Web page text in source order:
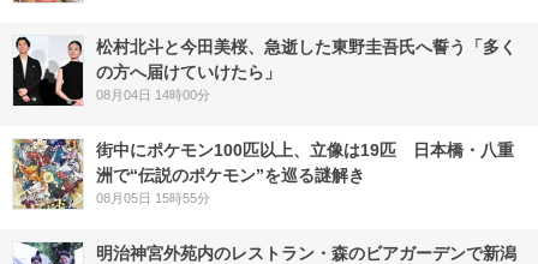
松村北斗と今田美桜、急逝した東野圭吾氏へ誓う「多く
の方へ届けていけたら」
08月04日 14時00分
街中にポケモン100匹以上、立像は19匹 日本橋・八重
洲で“伝説のポケモン”を巡る謎解き
08月05日 15時55分
明治神宮外苑内のレストラン・森のビアガーデンで新潟